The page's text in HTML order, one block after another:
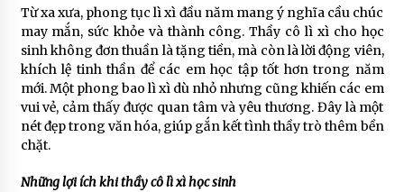
Từ xa xưa, phong tục lì xì đầu năm mang ý nghĩa cầu chúc
may mắn, sức khỏe và thành công. Thầy cô lì xì cho học
sinh không đơn thuần là tặng tiền, mà còn là lời động viên,
khích lệ tinh thần để các em học tập tốt hơn trong năm
mới. Một phong bao lì xì dù nhỏ nhưng cũng khiến các em
vui vẻ, cảm thấy được quan tâm và yêu thương. Đây là một
nét đẹp trong văn hóa, giúp gắn kết tình thầy trò thêm bền
chặt.
Những lợi ích khi thầy cô lì xì học sinh